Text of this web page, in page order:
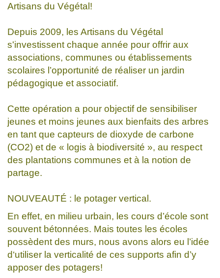
Artisans du Végétal!
Depuis 2009, les Artisans du Végétal
s'investissent chaque année pour offrir aux
associations, communes ou établissements
scolaires l’opportunité de réaliser un jardin
pédagogique et associatif.
Cette opération a pour objectif de sensibiliser
jeunes et moins jeunes aux bienfaits des arbres
en tant que capteurs de dioxyde de carbone
(CO2) et de « logis à biodiversité », au respect
des plantations communes et à la notion de
partage.
NOUVEAUTÉ : le potager vertical.
En effet, en milieu urbain, les cours d’école sont
souvent bétonnées. Mais toutes les écoles
possèdent des murs, nous avons alors eu l’idée
d‘utiliser la verticalité de ces supports afin d’y
apposer des potagers!